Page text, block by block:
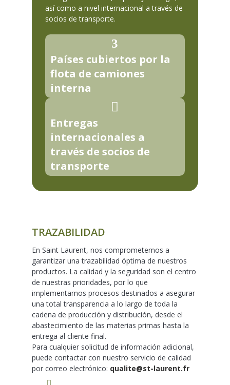
así como a nivel internacional a través de
socios de transporte.
Países cubiertos por la
flota de camiones
interna
Entregas
internacionales a
través de socios de
transporte
TRAZABILIDAD
En Saint Laurent, nos comprometemos a
garantizar una trazabilidad óptima de nuestros
productos. La calidad y la seguridad son el centro
de nuestras prioridades, por lo que
implementamos procesos destinados a asegurar
una total transparencia a lo largo de toda la
cadena de producción y distribución, desde el
abastecimiento de las materias primas hasta la
entrega al cliente final.
Para cualquier solicitud de información adicional,
puede contactar con nuestro servicio de calidad
por correo electrónico: qualite@st-laurent.fr